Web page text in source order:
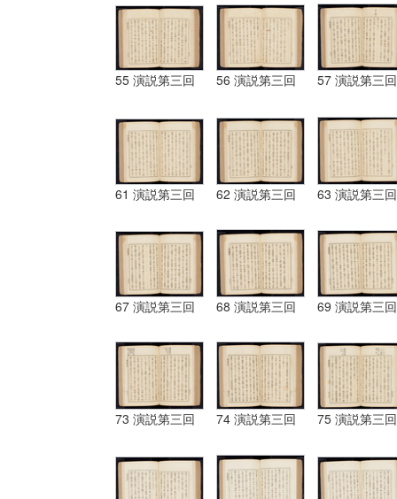
55 演説第三回 56 演説第三回 57 演説第三回
61 演説第三回 62 演説第三回 63 演説第三回
67 演説第三回 68 演説第三回 69 演説第三回
73 演説第三回 74 演説第三回 75 演説第三回